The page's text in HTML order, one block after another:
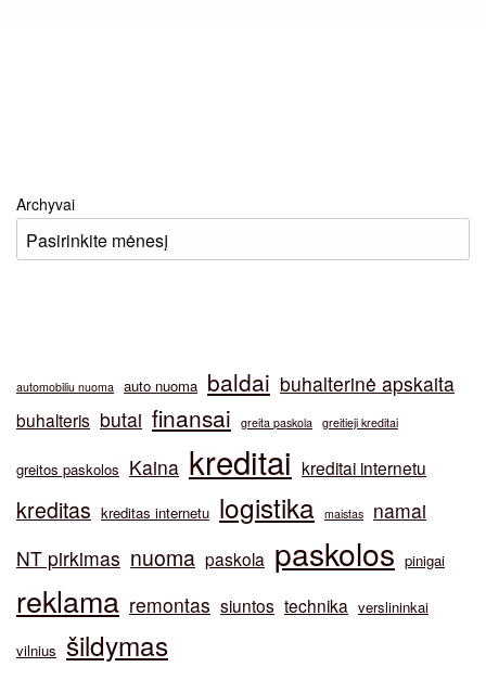
Archyvai
automobiliu nuoma auto nuoma baldai buhalterinė apskaita
buhalteris butai finansai greita paskola greitieji kreditai
greitos paskolos Kaina kreditai kreditai internetu
kreditas kreditas internetu logistika maistas
namai
NT pirkimas nuoma paskola paskolos pinigai
reklama remontas siuntos technika verslininkai
vilnius šildymas